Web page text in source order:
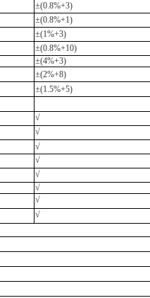
±(0.8%+3)
±(0.8%+1)
±(1%+3)
±(0.8%+10)
±(4%+3)
±(2%+8)
±(1.5%+5)
√
√
√
√
√
√
√
√